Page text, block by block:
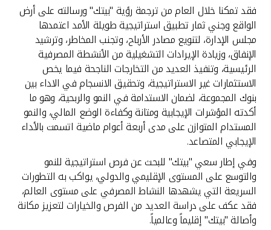
مملكة البحرين
فقد تمكنا خلال العام من ترجمة رؤية "بيتك" ورسالته على أرض
الواقع وجني ثمار تطبيق استراتيجية طويلة الأمد اعتمدها
مجلس الإدارة، لتنويع مصادر الأرباح، وتجنب المخاطر، وترشيد
الإنفاق، وزيادة الإيرادات التشغيلية من الأنشطة المصرفية
الرئيسية، وتنفيذ العديد من التخارجات الناجحة فيما يخص
الاستثمارات غير الاستراتيجية، وتحقيق الانسجام في الاداء بين
بنوك المجموعة، لضمان الاستدامة في النمو والربحية، وهو ما
أكدته المؤشرات الإيجابية ومتانة وكفاءة الوضع المالي، والنمو
المستدام المتوازن على مدى أربعة أعوام ماضية اتسمت بالأداء
الإيجابي المتصاعد.
وفي إطار سعي "بيتك" للبحث عن فرص استراتيجية للنمو
والتوسع على المستوى الإقليمي والدولي، يواكب به التطورات
السريعة التي يشهدها النشاط المصرفي على مستوى العالم،
فقد عكف على دراسة العديد من الفرص والخيارات لتعزيز مكانة
وأصالة "بيتك" إقليماً وعالمياً.